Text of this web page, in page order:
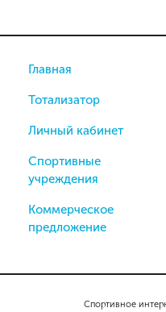
Спортивное
Главная
Тотализатор
Личный кабинет
Спортивные
учреждения
Коммерческое
предложение